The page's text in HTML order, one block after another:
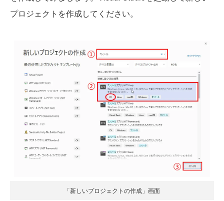
プロジェクトを作成してください。
「新しいプロジェクトの作成」画面